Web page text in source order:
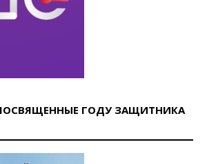
ГОДУ ЗАЩИТНИКА